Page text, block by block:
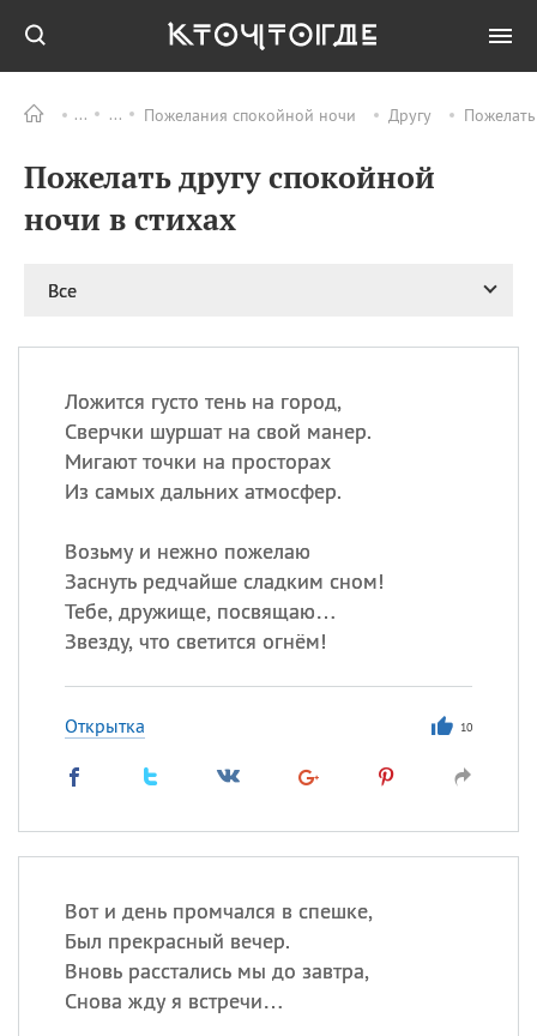
Пожелания спокойной ночи Другу
Пожелать другу спокойной
ночи в стихах
Все
Ложится густо тень на город,
Сверчки шуршат на свой манер.
Мигают точки на просторах
Из самых дальних атмосфер.
Возьму и нежно пожелаю
Заснуть редчайше сладким сном!
Тебе, дружище, посвящаю…
Звезду, что светится огнём!
Открытка 10
Вот и день промчался в спешке,
Был прекрасный вечер.
Вновь расстались мы до завтра,
Снова жду я встречи…
ПРАЗДНИКИ Все
08.08 День «Счастье
великомученика
покровителя всех
врачей и целителя
больных
09.08 День книголюбов (Book
Lovers Day)
ИМЕНА
Сегодня празднуют именины
Посмотреть значениеи
происхождение